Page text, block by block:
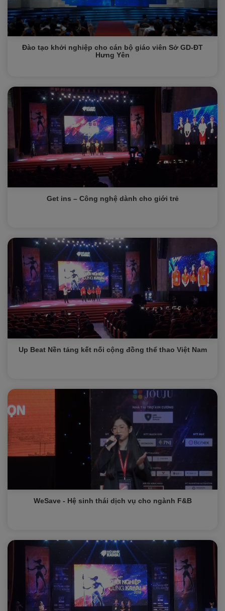
Đào tạo khởi nghiệp cho cán bộ giáo viên Sở GD-ĐT
Hưng Yên
Get ins – Công nghệ dành cho giới trẻ
Up Beat Nền tảng kết nối cộng đồng thể thao Việt Nam
WeSave - Hệ sinh thái dịch vụ cho ngành F&B